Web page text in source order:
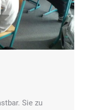
Sie zu